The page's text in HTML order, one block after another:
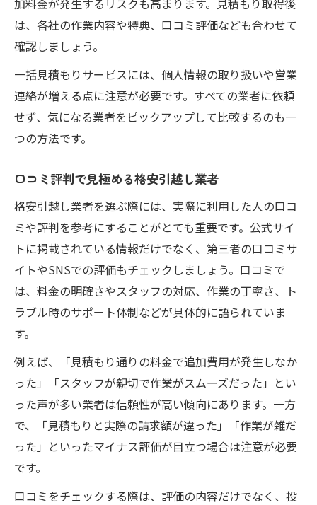
加料金が発生するリスクも高まります。見積もり取得後
は、各社の作業内容や特典、口コミ評価なども合わせて
確認しましょう。
一括見積もりサービスには、個人情報の取り扱いや営業
連絡が増える点に注意が必要です。すべての業者に依頼
せず、気になる業者をピックアップして比較するのも一
つの方法です。
口コミ評判で見極める格安引越し業者
格安引越し業者を選ぶ際には、実際に利用した人の口コ
ミや評判を参考にすることがとても重要です。公式サイ
トに掲載されている情報だけでなく、第三者の口コミサ
イトやSNSでの評価もチェックしましょう。口コミで
は、料金の明確さやスタッフの対応、作業の丁寧さ、ト
ラブル時のサポート体制などが具体的に語られていま
す。
例えば、「見積もり通りの料金で追加費用が発生しなか
った」「スタッフが親切で作業がスムーズだった」とい
った声が多い業者は信頼性が高い傾向にあります。一方
で、「見積もりと実際の請求額が違った」「作業が雑だ
った」といったマイナス評価が目立つ場合は注意が必要
です。
口コミをチェックする際は、評価の内容だけでなく、投